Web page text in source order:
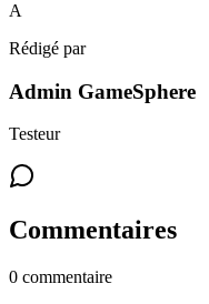
A
Rédigé par
Admin GameSphere
Testeur
Commentaires
0 commentaire